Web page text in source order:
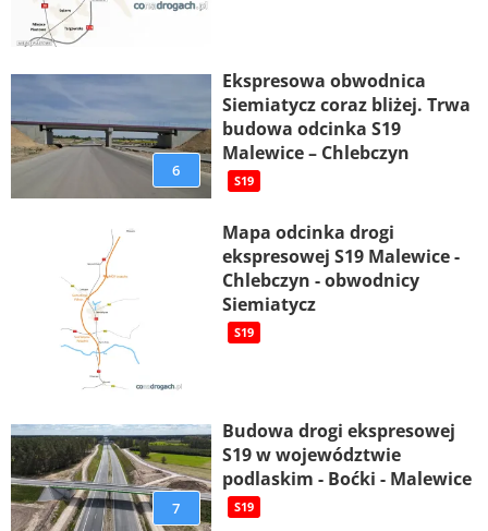
6
Ekspresowa obwodnica
Siemiatycz coraz bliżej. Trwa
budowa odcinka S19
Malewice – Chlebczyn
S19
Mapa odcinka drogi
ekspresowej S19 Malewice -
Chlebczyn - obwodnicy
Siemiatycz
S19
7
Budowa drogi ekspresowej
S19 w województwie
podlaskim - Boćki - Malewice
S19